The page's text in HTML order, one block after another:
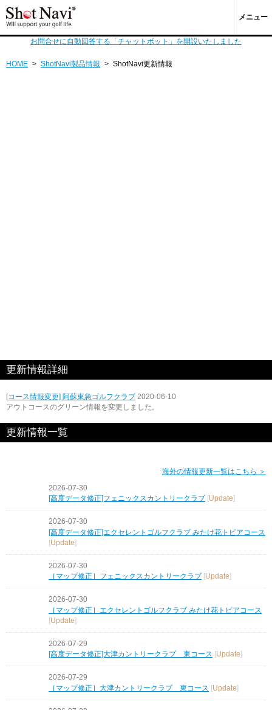
メニュー
お問合せに自動回答する「チャットボット」を開設いたしました
HOME > ShotNavi製品情報 > ShotNavi更新情報
更新情報詳細
[コース情報変更] 阿蘇東急ゴルフクラブ 2020-06-10
アウトコースのグリーン情報を変更しました。
更新情報一覧
海外の情報更新一覧はこちら ＞
2026-07-30
[高度データ修正]フェニックスカントリークラブ
Update
2026-07-30
[高度データ修正]エクセレントゴルフクラブ みたけ花トピアコース
[Update]
2026-07-30
［マップ修正］フェニックスカントリークラブ [Update]
2026-07-30
［マップ修正］エクセレントゴルフクラブ みたけ花トピアコース
[Update]
2026-07-29
[高度データ修正]大津カントリークラブ 東コース [Update]
2026-07-29
［マップ修正］大津カントリークラブ 東コース [Update]